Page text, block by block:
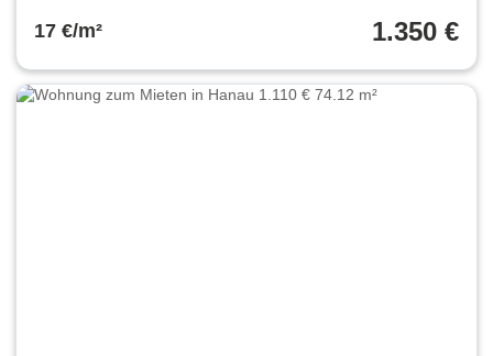
17 €/m² 1.350 €